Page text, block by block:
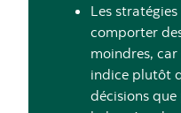
Les
comporter
moindres,
indice plutôt
décisions